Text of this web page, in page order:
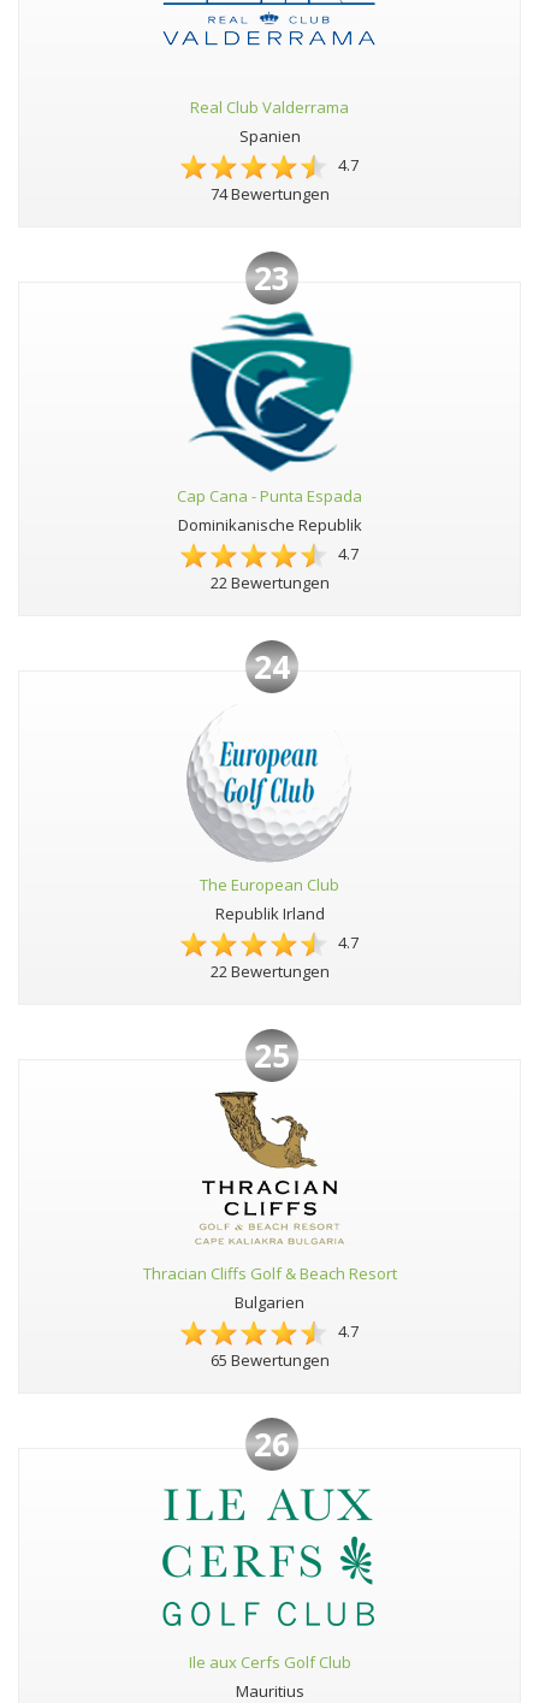
Real Club Valderrama
Spanien
4.7
74 Bewertungen
23
Cap Cana - Punta Espada
Dominikanische Republik
4.7
22 Bewertungen
24
The European Club
Republik Irland
4.7
22 Bewertungen
25
Thracian Cliffs Golf & Beach Resort
Bulgarien
4.7
65 Bewertungen
26
Ile aux Cerfs Golf Club
Mauritius